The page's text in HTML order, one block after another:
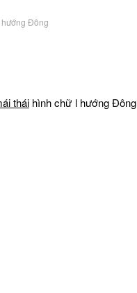
hướng Đông
tháihình chữ l hướng Đông